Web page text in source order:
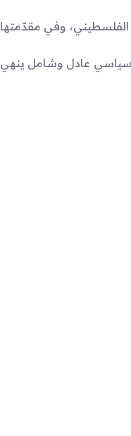
الفلسطيني، وفي مقدّمتها
سياسي عادل وشامل ينهي